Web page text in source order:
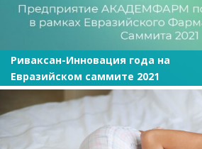
Риваксан-Инновация года на
Евразийском саммите 2021